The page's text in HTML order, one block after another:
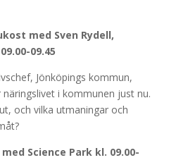
med Sven Rydell,
09.45
Jönköpings kommun,
i kommunen just nu.
och vilka utmaningar och
Science Park kl. 09.00-